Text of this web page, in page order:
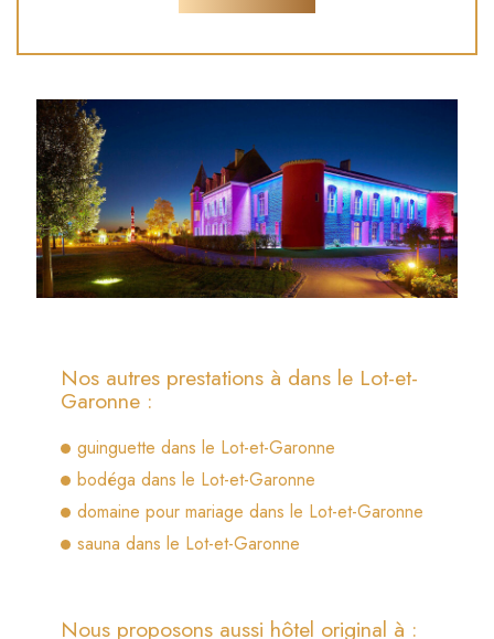
Nos autres prestations à dans le Lot-et-
Garonne :
guinguette dans le Lot-et-Garonne
bodéga dans le Lot-et-Garonne
domaine pour mariage dans le Lot-et-Garonne
sauna dans le Lot-et-Garonne
Nous proposons aussi hôtel original à :